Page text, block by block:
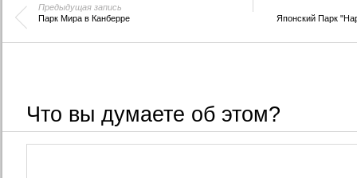
Предыдущая запись
Парк Мира в Канберре
Японский Парк
Что вы думаете об этом?